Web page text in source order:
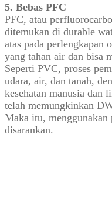
5. Bebas PFC
PFC, atau
ditemukan di durable
atas pada perlengkapan
yang tahan air dan bisa
Seperti PVC, proses
udara, air, dan tanah,
kesehatan manusia dan
telah memungkinkan
Maka itu, menggunakan
disarankan.